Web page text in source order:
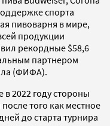
спорта
пивоварня в мире,
продукции
рекордные $58,6
партнером
(ФИФА).
2022 году стороны
того как местное
до старта турнира